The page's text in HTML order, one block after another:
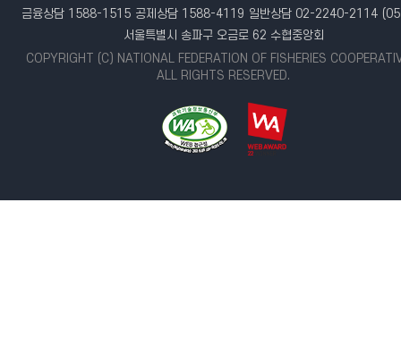
금융상담 1588-1515 공제상담 1588-4119 일반상담 02-2240-2114
서울특별시 송파구 오금로 62 수협중앙회
COPYRIGHT (C) NATIONAL FEDERATION OF FISHERIES
ALL RIGHTS RESERVED.